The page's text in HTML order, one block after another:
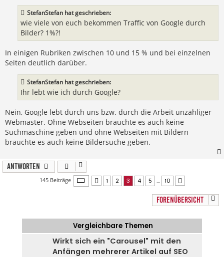
StefanStefan hat geschrieben:
wie viele von euch bekommen Traffic von Google durch
Bilder? 1%?!
In einigen Rubriken zwischen 10 und 15 % und bei einzelnen
Seiten deutlich darüber.
StefanStefan hat geschrieben:
Ihr lebt wie ich durch Google?
Nein, Google lebt durch uns bzw. durch die Arbeit unzähliger
Webmaster. Ohne Webseiten brauchte es auch keine
Suchmaschine geben und ohne Webseiten mit Bildern
brauchte es auch keine Bildersuche geben.
Antworten
145 Beiträge Seite von10
Vorherige
1 2 3 4 5 … 10
FORENÜBERSICHT
Vergleichbare Themen
Wirkt sich ein "Carousel" mit den
Anfängen mehrerer Artikel auf SEO